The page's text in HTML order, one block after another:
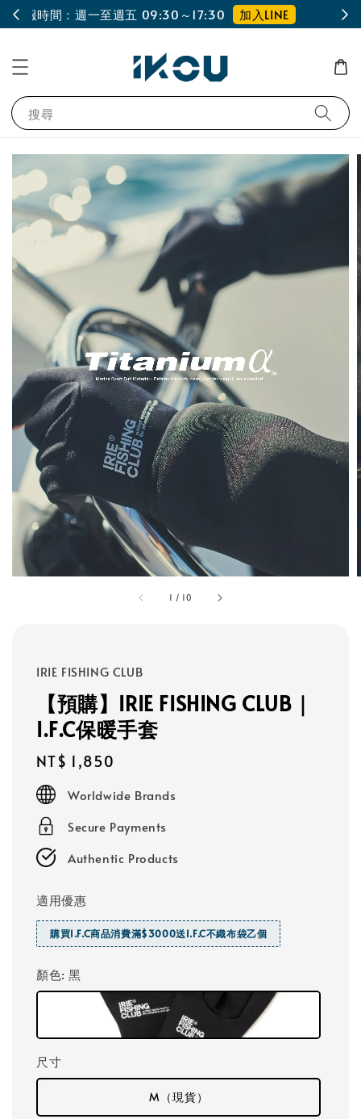
單筆消費滿$3000送I.F.C不織布袋乙個
搜尋
1 / 10
IRIE FISHING CLUB
【預購】IRIE FISHING CLUB｜
I.F.C保暖手套
Regular
price
NT$ 1,850
Worldwide Brands
Secure Payments
Authentic Products
適用優惠
購買I.F.C商品消費滿$3000送I.F.C不織布袋乙個
顏色: 黑
尺寸
M（現貨）